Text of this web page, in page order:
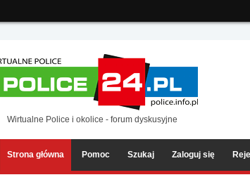
Wirtualne Police i okolice - forum dyskusyjne
Strona główna Pomoc Szukaj Zaloguj się